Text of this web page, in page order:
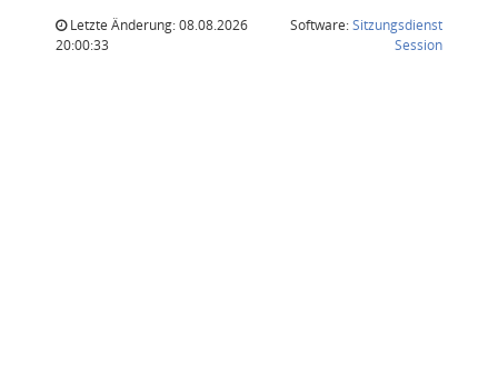
Letzte Änderung: 08.08.2026
20:00:33
Software:Sitzungsdienst
Session(Wird in